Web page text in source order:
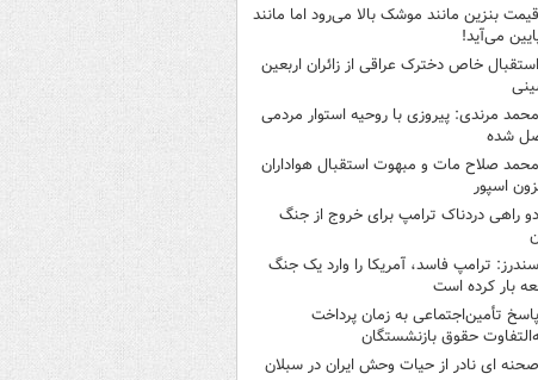
قیمت بنزین مانند موشک بالا می‌رود اما مانند
می‌آید!
استقبال خاص دخترک عراقی از زائران اربعین
محمد مرندی: پیروزی با روحیه استوار مردمی
شده
محمد صلاح مات و مبهوت استقبال هواداران
اسپور
دو راهی دردناک ترامپ برای خروج از جنگ
سندرز: ترامپ فاسد، آمریکا را وارد یک جنگ
بار کرده است
پاسخ تأمین‌اجتماعی به زمان پرداخت
حقوق بازنشستگان
صحنه ای نادر از حیات وحش ایران در سبلان